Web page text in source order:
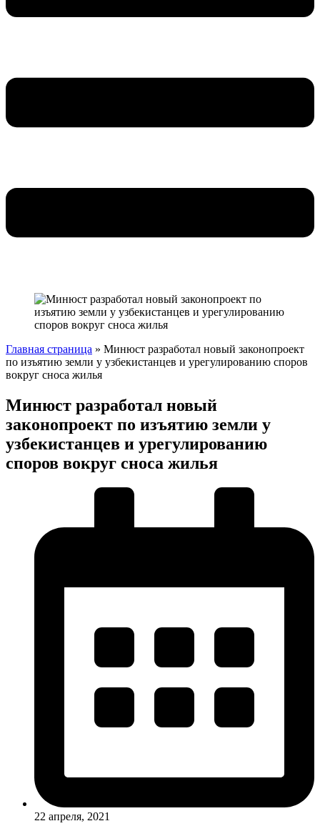
Главная страница » Минюст разработал новый законопроект
по изъятию земли у узбекистанцев и урегулированию споров
вокруг сноса жилья
Минюст разработал новый
законопроект по изъятию земли у
узбекистанцев и урегулированию
споров вокруг сноса жилья
22 апреля, 2021